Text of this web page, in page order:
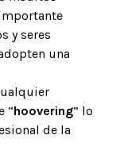
y seres
una
“hoovering” lo
de la